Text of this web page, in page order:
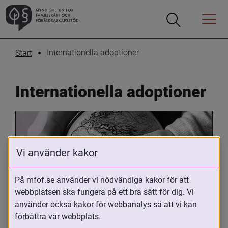
Öppna
Öppna
Menyn
Start Internationella adoptioner
Internationella adoptioner
Oavsett om du är adopterad,
adoptivförälder eller arbetar med
Vi använder kakor
På mfof.se använder vi nödvändiga kakor för att
webbplatsen ska fungera på ett bra sätt för dig. Vi
använder också kakor för webbanalys så att vi kan
förbättra vår webbplats.